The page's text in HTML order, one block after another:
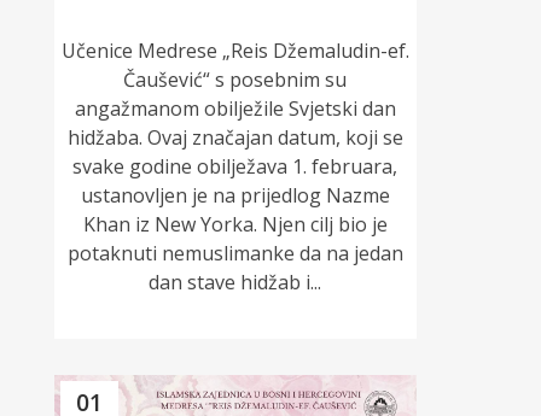
Učenice Medrese „Reis Džemaludin-ef.
Čaušević“ s posebnim su
angažmanom obilježile Svjetski dan
hidžaba. Ovaj značajan datum, koji se
svake godine obilježava 1. februara,
ustanovljen je na prijedlog Nazme
Khan iz New Yorka. Njen cilj bio je
potaknuti nemuslimanke da na jedan
dan stave hidžab i...
01